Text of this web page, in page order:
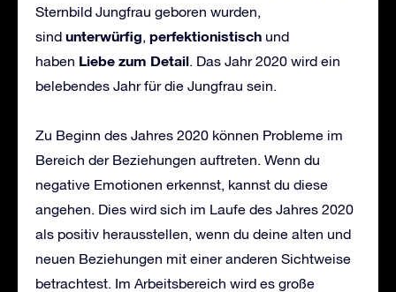
Sternbild Jungfrau geboren wurden,
sind unterwürfig, perfektionistisch und
haben Liebe zum Detail. Das Jahr 2020 wird ein
belebendes Jahr für die Jungfrau sein.
Zu Beginn des Jahres 2020 können Probleme im
Bereich der Beziehungen auftreten. Wenn du
negative Emotionen erkennst, kannst du diese
angehen. Dies wird sich im Laufe des Jahres 2020
als positiv herausstellen, wenn du deine alten und
neuen Beziehungen mit einer anderen Sichtweise
betrachtest. Im Arbeitsbereich wird es große